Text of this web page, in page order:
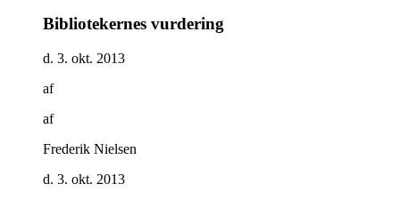
Bibliotekernes vurdering
d. 3. okt. 2013
af
af
Frederik Nielsen
d. 3. okt. 2013